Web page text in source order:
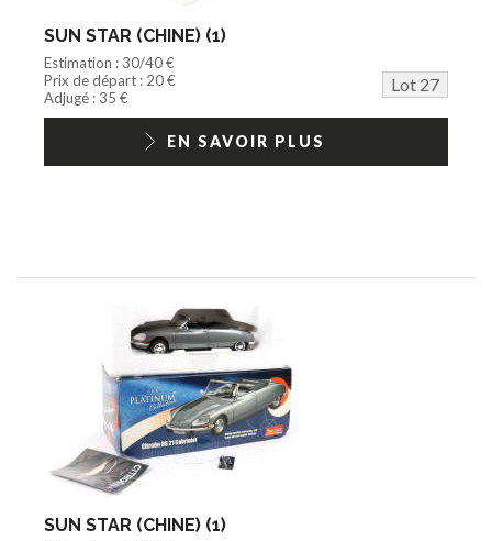
SUN STAR (CHINE) (1)
Estimation : 30/40 €
Prix de départ : 20 €
Lot 27
Adjugé : 35 €
EN SAVOIR PLUS
SUN STAR (CHINE) (1)